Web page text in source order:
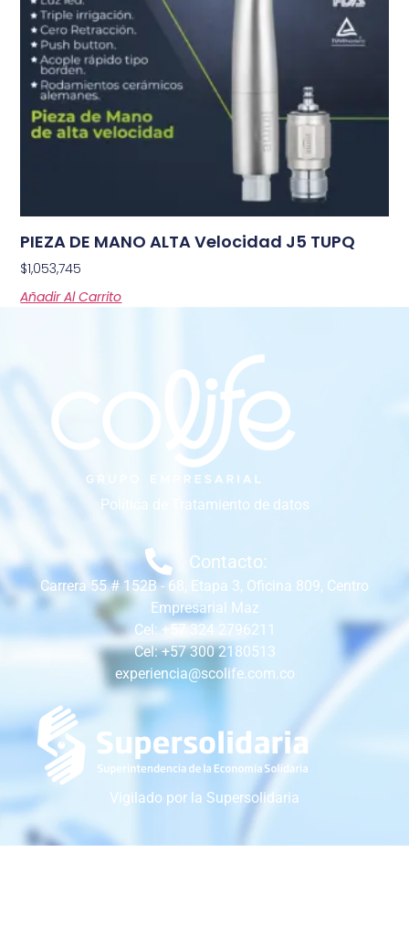
PIEZA DE MANO ALTA Velocidad J5 TUPQ
$1,053,745
Añadir Al Carrito
Política de Tratamiento de datos
Contacto:
Carrera 55 # 152B - 68, Etapa 3, Oficina 809, Centro
Empresarial Maz
Cel: +57 324 2796211
Cel: +57 300 2180513
experiencia@scolife.com.co
Vigilado por la Supersolidaria